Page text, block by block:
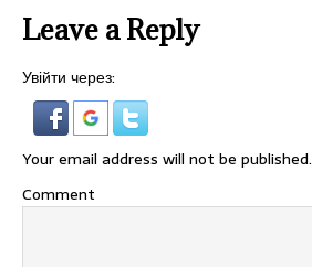
Leave a Reply
Увійти через:
Your email address will not be published.
Comment